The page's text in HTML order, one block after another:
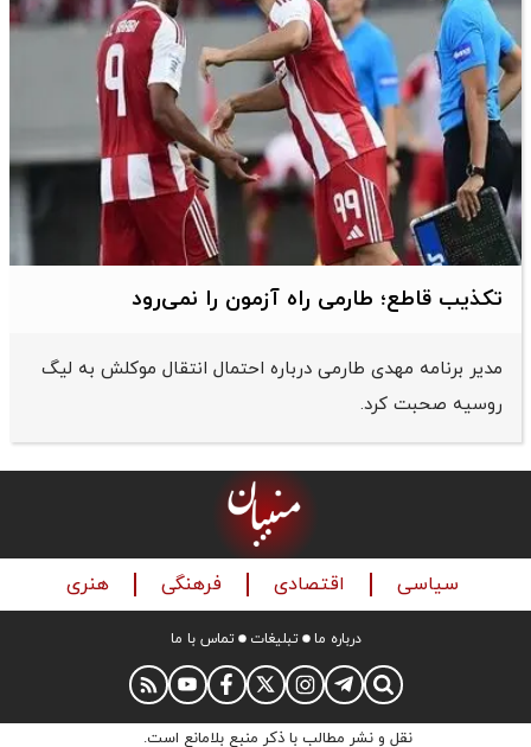
تکذیب قاطع؛‌ طارمی راه آزمون را نمی‌رود
مدیر برنامه مهدی طارمی درباره احتمال انتقال موکلش به لیگ
روسیه صحبت کرد.
سیاسی اقتصادی فرهنگی هنری
درباره ما تبلیغات تماس با ما
نقل و نشر مطالب با ذکر منبع بلامانع است.